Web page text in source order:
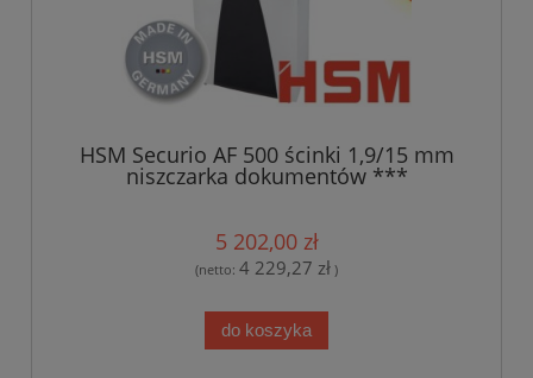
HSM Securio AF 500 ścinki 1,9/15 mm
niszczarka dokumentów ***
5 202,00 zł
(netto: 4 229,27 zł )
do koszyka